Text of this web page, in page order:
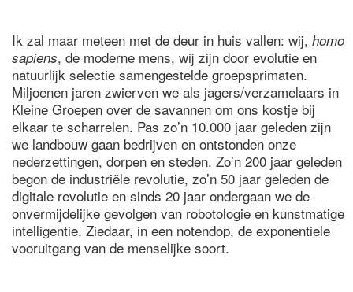
Ik zal maar meteen met de deur in huis vallen: wij, homo
sapiens, de moderne mens, wij zijn door evolutie en
natuurlijk selectie samengestelde groepsprimaten.
Miljoenen jaren zwierven we als jagers/verzamelaars in
Kleine Groepen over de savannen om ons kostje bij
elkaar te scharrelen. Pas zo’n 10.000 jaar geleden zijn
we landbouw gaan bedrijven en ontstonden onze
nederzettingen, dorpen en steden. Zo’n 200 jaar geleden
begon de industriële revolutie, zo’n 50 jaar geleden de
digitale revolutie en sinds 20 jaar ondergaan we de
onvermijdelijke gevolgen van robotologie en kunstmatige
intelligentie. Ziedaar, in een notendop, de exponentiele
vooruitgang van de menselijke soort.